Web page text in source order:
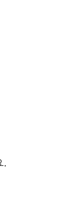
.